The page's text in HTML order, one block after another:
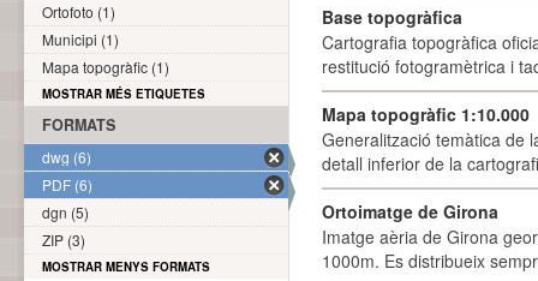
Base topogràfica
Cartografia topogràfica
restitució fotogramètrica i
Mapa topogràfic 1:10.000
Generalització temàtica de
detall inferior de la
Ortoimatge de Girona
Imatge aèria de Girona
1000m. Es distribueix
Ortofoto (1)
Municipi (1)
Mapa topogràfic (1)
MOSTRAR MÉS ETIQUETES
FORMATS
dwg (6)
PDF (6)
dgn (5)
ZIP (3)
MOSTRAR MENYS FORMATS